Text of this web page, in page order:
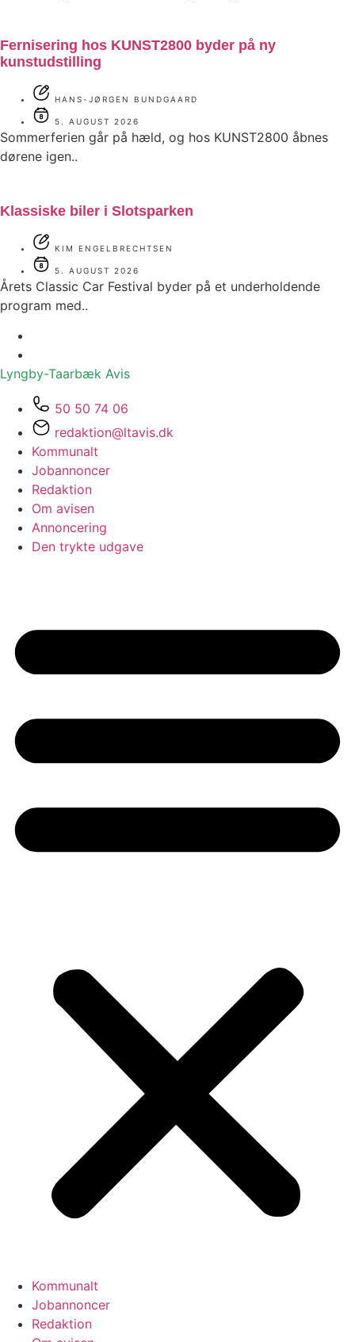
Fernisering hos KUNST2800 byder på ny
kunstudstilling
HANS-JØRGEN BUNDGAARD
5. AUGUST 2026
Sommerferien går på hæld, og hos KUNST2800 åbnes
dørene igen..
Klassiske biler i Slotsparken
KIM ENGELBRECHTSEN
5. AUGUST 2026
Årets Classic Car Festival byder på et underholdende
program med..
Lyngby-Taarbæk Avis
50 50 74 06
redaktion@ltavis.dk
Kommunalt
Jobannoncer
Redaktion
Om avisen
Annoncering
Den trykte udgave
Kommunalt
Jobannoncer
Redaktion